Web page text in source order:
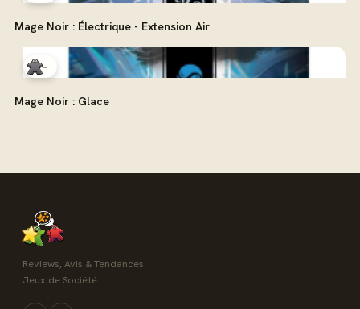
Mage Noir : Électrique - Extension Air
-
Mage Noir : Glace
Reviews, Avis & Tendances
Jeux de Société